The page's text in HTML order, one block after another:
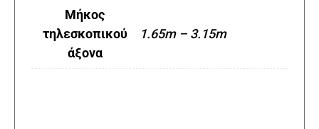
Μήκος
τηλεσκοπικού
άξονα
1.65m – 3.15m